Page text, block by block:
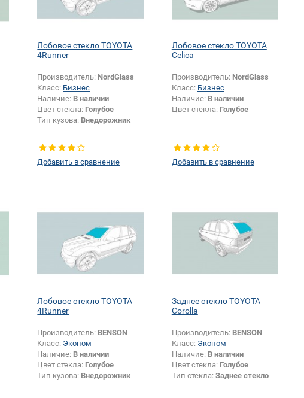
Лобовое стекло TOYOTA
4Runner
Производитель: NordGlass
Класс: Бизнес
Наличие: В наличии
Цвет стекла: Голубое
Тип кузова: Внедорожник
Добавить в сравнение
Лобовое стекло TOYOTA
Celica
Производитель: NordGlass
Класс: Бизнес
Наличие: В наличии
Цвет стекла: Голубое
Добавить в сравнение
Лобовое стекло TOYOTA
4Runner
Производитель: BENSON
Класс: Эконом
Наличие: В наличии
Цвет стекла: Голубое
Тип кузова: Внедорожник
Заднее стекло TOYOTA
Corolla
Производитель: BENSON
Класс: Эконом
Наличие: В наличии
Цвет стекла: Голубое
Тип стекла: Заднее стекло